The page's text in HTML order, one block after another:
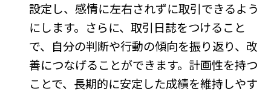
設定し、感情に左右されずに取引できるよう
にします。さらに、取引日誌をつけること
で、自分の判断や行動の傾向を振り返り、改
善につなげることができます。計画性を持つ
ことで、長期的に安定した成績を維持しやす